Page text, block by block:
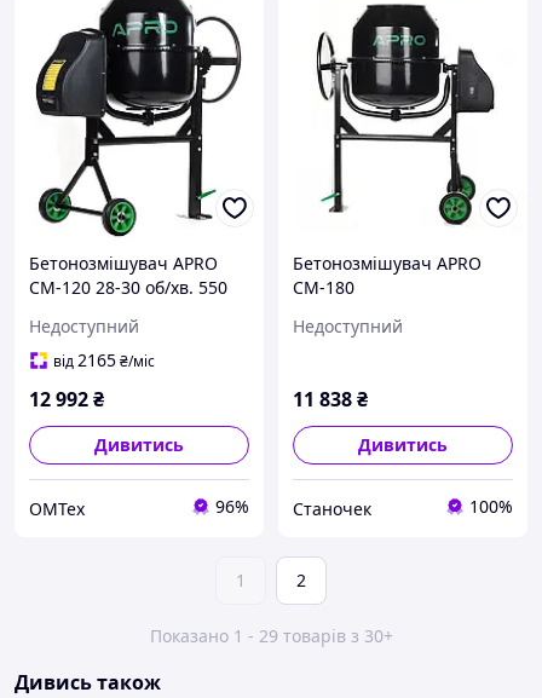
Бетонозмішувач APRO
СМ-120 28-30 об/хв. 550
(899512)
Недоступний
від2165₴/міс
12 992₴
Дивитись
OMTex 96%
Бетонозмішувач APRO
СМ-180
Недоступний
11 838₴
Дивитись
Станочек 100%
1 2
Показано 1 - 29 товарів з 30+
Дивись також